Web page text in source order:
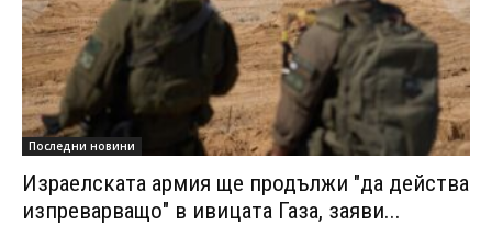
Последни новини
Израелската армия ще продължи "да действа
изпреварващо" в ивицата Газа, заяви...